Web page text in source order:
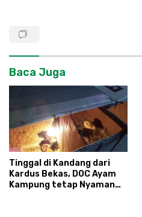
Baca Juga
Tinggal di Kandang dari
Kardus Bekas, DOC Ayam
Kampung tetap Nyaman